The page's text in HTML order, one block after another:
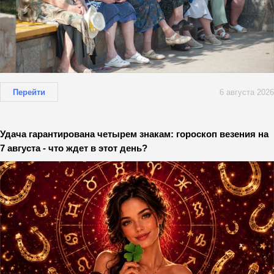
Перейти 6 августа 2026
Удача гарантирована четырем знакам: гороскоп везения на
7 августа - что ждет в этот день?